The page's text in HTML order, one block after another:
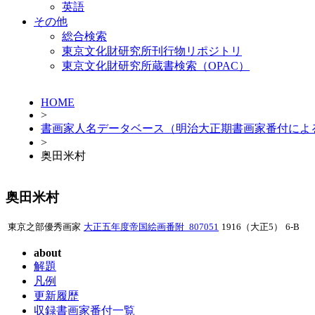
英語
その他
総合検索
東京文化財研究所刊行物リポジトリ
東京文化財研究所蔵書検索（OPAC）
HOME
>
書画家人名データベース（明治大正期書画家番付によ
>
奥田米村
奥田米村
東京之部優秀画家 大正五年度帝国絵画番附_807051 1916（大正5） 6-B
about
解題
凡例
更新履歴
収録書画家番付一覧